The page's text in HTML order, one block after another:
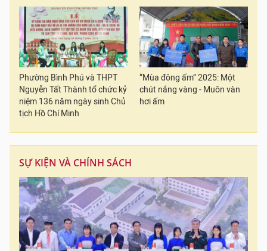
Phường Bình Phú và THPT
Nguyễn Tất Thành tổ chức kỷ
niệm 136 năm ngày sinh Chủ
tịch Hồ Chí Minh
“Mùa đông ấm” 2025: Một
chút nắng vàng - Muôn vàn
hơi ấm
SỰ KIỆN VÀ CHÍNH SÁCH